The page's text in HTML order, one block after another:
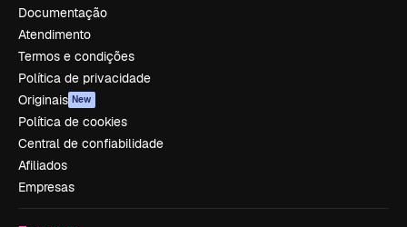
Documentação
Atendimento
Termos e condições
Política de privacidade
Originais New
Política de cookies
Central de confiabilidade
Afiliados
Empresas